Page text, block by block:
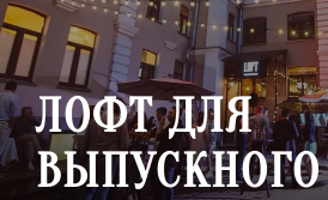
ЛОФТ ДЛЯ